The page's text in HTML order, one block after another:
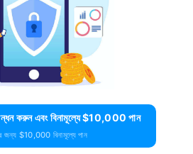
করুন এবং বিনামূল্যে $10,000 পান
জন্য $10,000 বিনামূল্যে পান